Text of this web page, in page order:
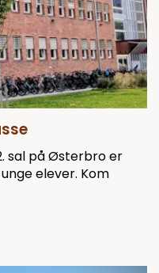
sal på Østerbro er
elever. Kom